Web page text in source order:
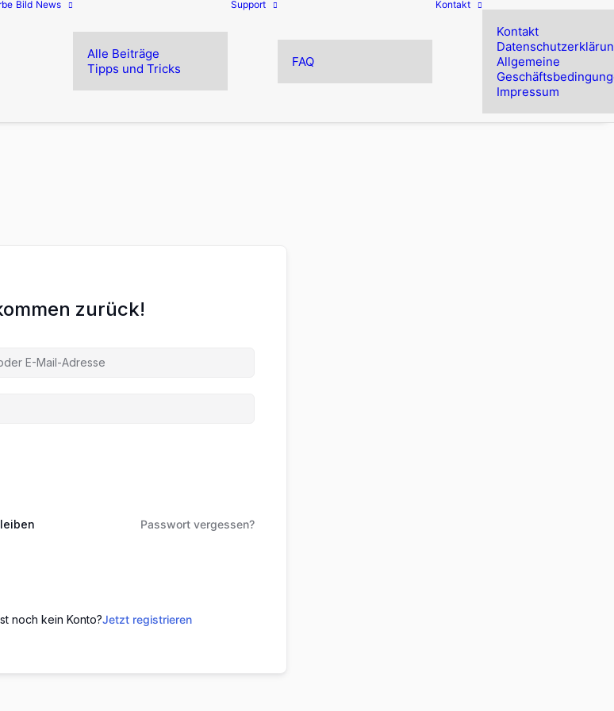
Bild News
Alle Beiträge
Tipps und Tricks
Support
FAQ
Kontakt
Kontakt
Allgemeine
Impressum
zurück!
Passwort vergessen?
noch kein Konto?Jetzt registrieren